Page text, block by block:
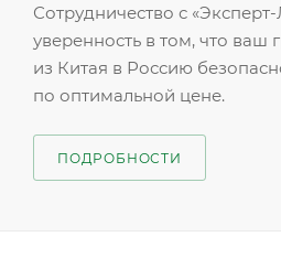
Сотрудничество с
уверенность в том, что ваш
из Китая в Россию
по оптимальной цене.
ПОДРОБНОСТИ